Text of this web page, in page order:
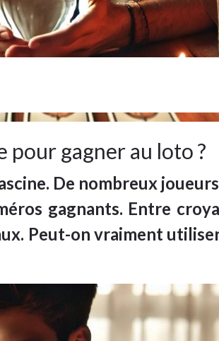
pour gagner au loto ?
De nombreux
gagnants. Entre
Peut-on vraiment